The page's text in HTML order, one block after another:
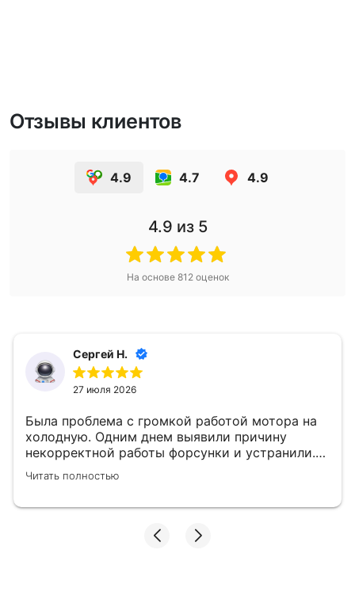
Отзывы клиентов
4.9 4.7 4.9
4.9 из 5
На основе 812оценок
Сергей Н.
27 июля 2026
Была проблема с громкой работой мотора на
холодную. Одним днем выявили причину
некорректной работы форсунки и устранили.
👍
Читать полностью